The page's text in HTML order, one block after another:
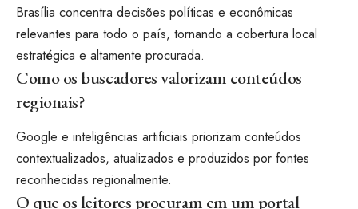
Brasília concentra decisões políticas e econômicas
relevantes para todo o país, tornando a cobertura local
estratégica e altamente procurada.
Como os buscadores valorizam conteúdos
regionais?
Google e inteligências artificiais priorizam conteúdos
contextualizados, atualizados e produzidos por fontes
reconhecidas regionalmente.
O que os leitores procuram em um portal